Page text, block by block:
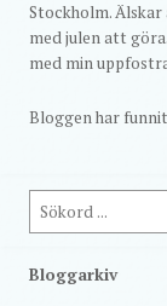
Stockholm.
med julen att
med min
Bloggen har
Sök
Bloggarkiv